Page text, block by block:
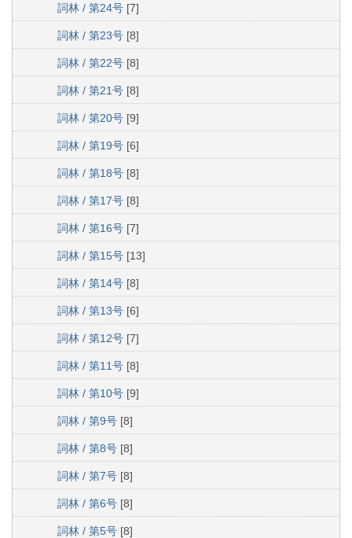
詞林 / 第24号 [7]
詞林 / 第23号 [8]
詞林 / 第22号 [8]
詞林 / 第21号 [8]
詞林 / 第20号 [9]
詞林 / 第19号 [6]
詞林 / 第18号 [8]
詞林 / 第17号 [8]
詞林 / 第16号 [7]
詞林 / 第15号 [13]
詞林 / 第14号 [8]
詞林 / 第13号 [6]
詞林 / 第12号 [7]
詞林 / 第11号 [8]
詞林 / 第10号 [9]
詞林 / 第9号 [8]
詞林 / 第8号 [8]
詞林 / 第7号 [8]
詞林 / 第6号 [8]
詞林 / 第5号 [8]